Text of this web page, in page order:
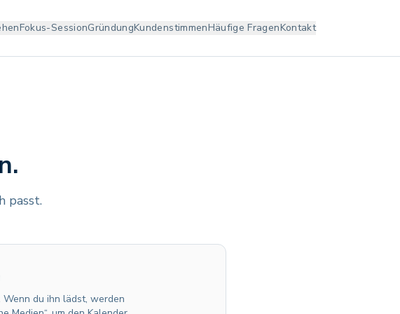
Fokus-SessionGründungKundenstimmenHäufige FragenKontakt
passt.
du ihn lädst, werden